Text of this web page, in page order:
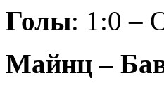
Голы: 1:0 –
Майнц –